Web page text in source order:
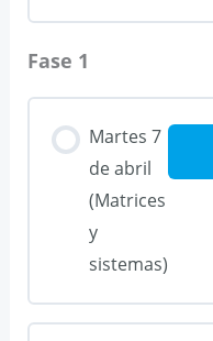
Fase 1
Martes 7
de abril
(Matrices
y
sistemas)